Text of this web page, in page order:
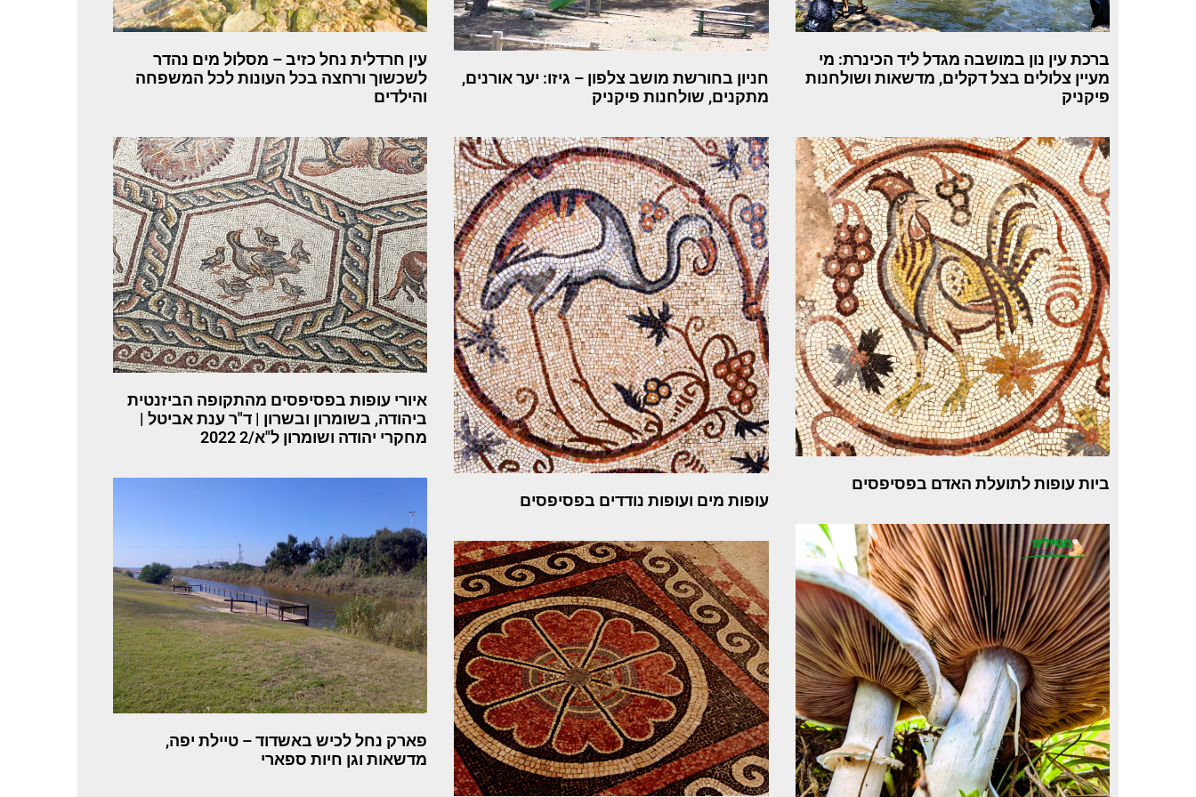
ברכת עין נון במושבה מגדל ליד הכינרת: מי
מעיין צלולים בצל דקלים, מדשאות ושולחנות
פיקניק
חניון בחורשת מושב צלפון – גיזו: יער אורנים,
מתקנים, שולחנות פיקניק
עין חרדלית נחל כזיב – מסלול מים נהדר
לשכשוך ורחצה בכל העונות לכל המשפחה
והילדים
ביות עופות לתועלת האדם בפסיפסים
עופות מים ועופות נודדים בפסיפסים
איורי עופות בפסיפסים מהתקופה הביזנטית
ביהודה, בשומרון ובשרון | ד"ר ענת אביטל |
מחקרי יהודה ושומרון ל"א/2 2022
פארק נחל לכיש באשדוד – טיילת יפה,
מדשאות וגן חיות ספארי